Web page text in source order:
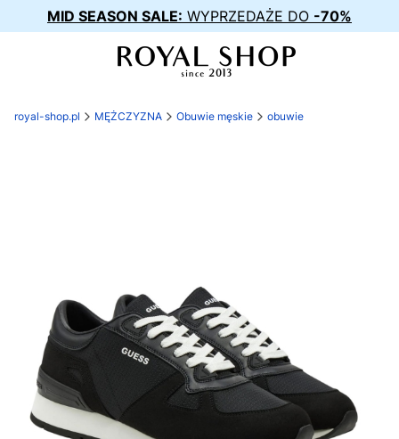
MID SEASON SALE: WYPRZEDAŻE DO -70%
royal-shop.pl MĘŻCZYZNA Obuwie męskie obuwie